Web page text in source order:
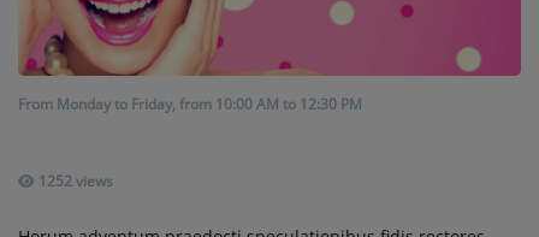
TEAM
From Monday to Friday, from 10:00 AM to 12:30 PM
1252 views